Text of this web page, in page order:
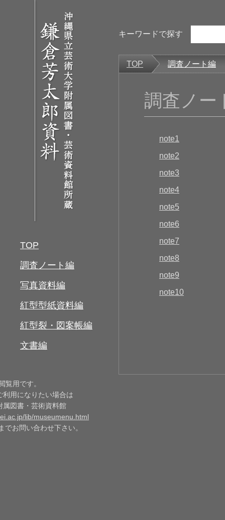
TOP
調査ノート編
写真資料編
紅型型紙資料編
紅型裂・図案帳編
文書編
覧用です。
利用になりたい場合は
属図書・芸術資料館
lib/museumenu.html
でお問い合わせ下さい。
キーワードで探す
TOP 調査ノート編
調査ノー
note1
note2
note3
note4
note5
note6
note7
note8
note9
note10